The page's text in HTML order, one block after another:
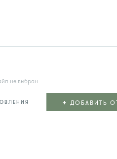
не выбран
+ ДОБАВИТЬ